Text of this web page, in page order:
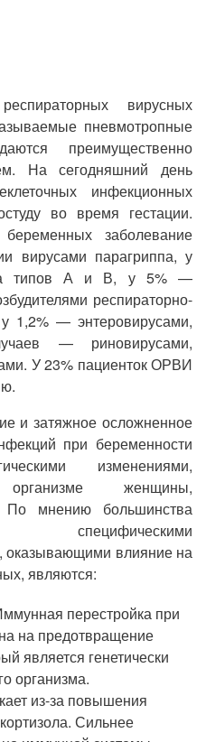
вирусных
пневмотропные
преимущественно
На сегодняшний день
инфекционных
во время гестации.
заболевание
вирусами парагриппа, у
типов А и В, у 5% —
респираторно-
1,2% — энтеровирусами,
— риновирусами,
У 23% пациенток ОРВИ
и затяжное осложненное
при беременности
изменениями,
женщины,
мнению большинства
специфическими
оказывающими влияние на
являются:
перестройка при
на предотвращение
является генетически
организма.
из-за повышения
Сильнее